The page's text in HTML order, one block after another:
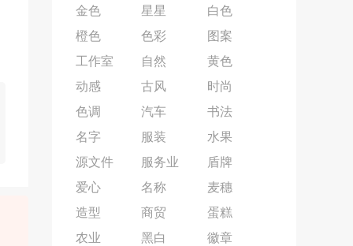
金色
星星
白色
橙色
色彩
图案
工作室
自然
黄色
动感
古风
时尚
色调
汽车
书法
名字
服装
水果
源文件
服务业
盾牌
爱心
名称
麦穗
造型
商贸
蛋糕
农业
黑白
徽章